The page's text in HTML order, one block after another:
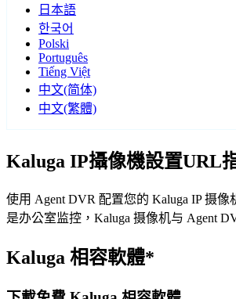
日本語
한국어
Polski
Português
Tiếng Việt
中文(简体)
中文(繁體)
Kaluga IP攝像機設置URL
使用 Agent DVR 配置您的 Kaluga IP 摄
是办公室监控，Kaluga 摄像机与 Agent
Kaluga 相容軟體*